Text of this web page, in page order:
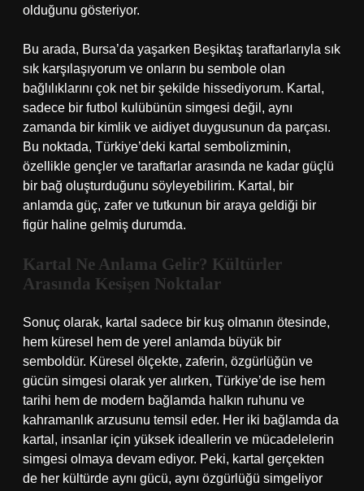
olduğunu gösteriyor.
Bu arada, Bursa’da yaşarken Beşiktaş taraftarlarıyla sık
sık karşılaşıyorum ve onların bu sembole olan
bağlılıklarını çok net bir şekilde hissediyorum. Kartal,
sadece bir futbol kulübünün simgesi değil, aynı
zamanda bir kimlik ve aidiyet duygusunun da parçası.
Bu noktada, Türkiye’deki kartal sembolizminin,
özellikle gençler ve taraftarlar arasında ne kadar güçlü
bir bağ oluşturduğunu söyleyebilirim. Kartal, bir
anlamda güç, zafer ve tutkunun bir araya geldiği bir
figür haline gelmiş durumda.
Kartal Ne Anlama Gelir? Kültürler
Arasında Kesişen Noktalar
Sonuç olarak, kartal sadece bir kuş olmanın ötesinde,
hem küresel hem de yerel anlamda büyük bir
semboldür. Küresel ölçekte, zaferin, özgürlüğün ve
gücün simgesi olarak yer alırken, Türkiye’de ise hem
tarihi hem de modern bağlamda halkın ruhunu ve
kahramanlık arzusunu temsil eder. Her iki bağlamda da
kartal, insanlar için yüksek ideallerin ve mücadelelerin
simgesi olmaya devam ediyor. Peki, kartal gerçekten
de her kültürde aynı gücü, aynı özgürlüğü simgeliyor